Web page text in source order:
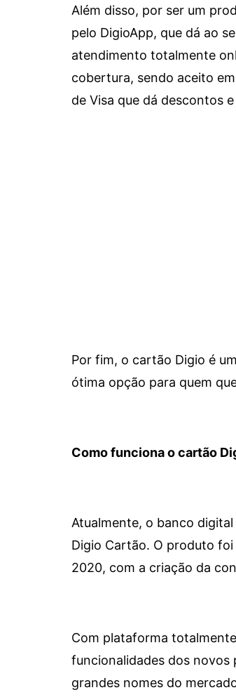
Além disso, por ser um
pelo DigioApp, que dá ao
atendimento totalmente
cobertura, sendo aceito
de Visa que dá descontos
Por fim, o cartão Digio é
ótima opção para quem
Como funciona o cartão
Atualmente, o banco
Digio Cartão. O produto
2020, com a criação da
Com plataforma
funcionalidades dos novos
grandes nomes do